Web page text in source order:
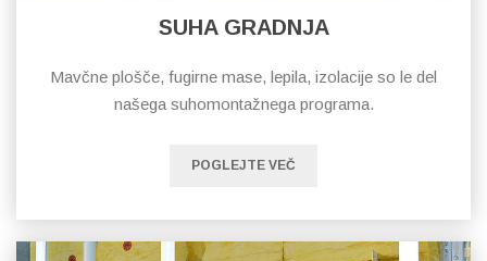
SUHA GRADNJA
Mavčne plošče, fugirne mase, lepila, izolacije so le del
našega suhomontažnega programa.
POGLEJTE VEČ